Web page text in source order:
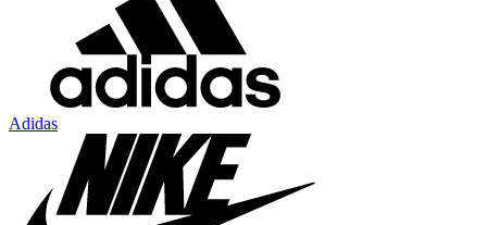
Adidas